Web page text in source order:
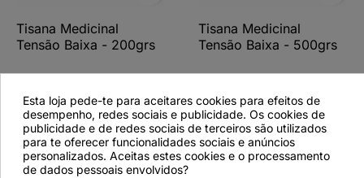
Tisana Medicinal
Tensão Baixa - 200grs
Ver detalhes
Tisana Medicinal
Tensão Baixa - 500grs
Ver detalhes
Esta loja pede-te para aceitares cookies para efeitos de
desempenho, redes sociais e publicidade. Os cookies de
publicidade e de redes sociais de terceiros são utilizados
para te oferecer funcionalidades sociais e anúncios
personalizados. Aceitas estes cookies e o processamento
de dados pessoais envolvidos?